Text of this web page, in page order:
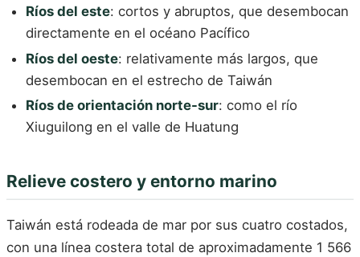
Ríos del este: cortos y abruptos, que desembocan
directamente en el océano Pacífico
Ríos del oeste: relativamente más largos, que
desembocan en el estrecho de Taiwán
Ríos de orientación norte-sur: como el río
Xiuguilong en el valle de Huatung
Relieve costero y entorno marino
Taiwán está rodeada de mar por sus cuatro costados,
con una línea costera total de aproximadamente 1 566